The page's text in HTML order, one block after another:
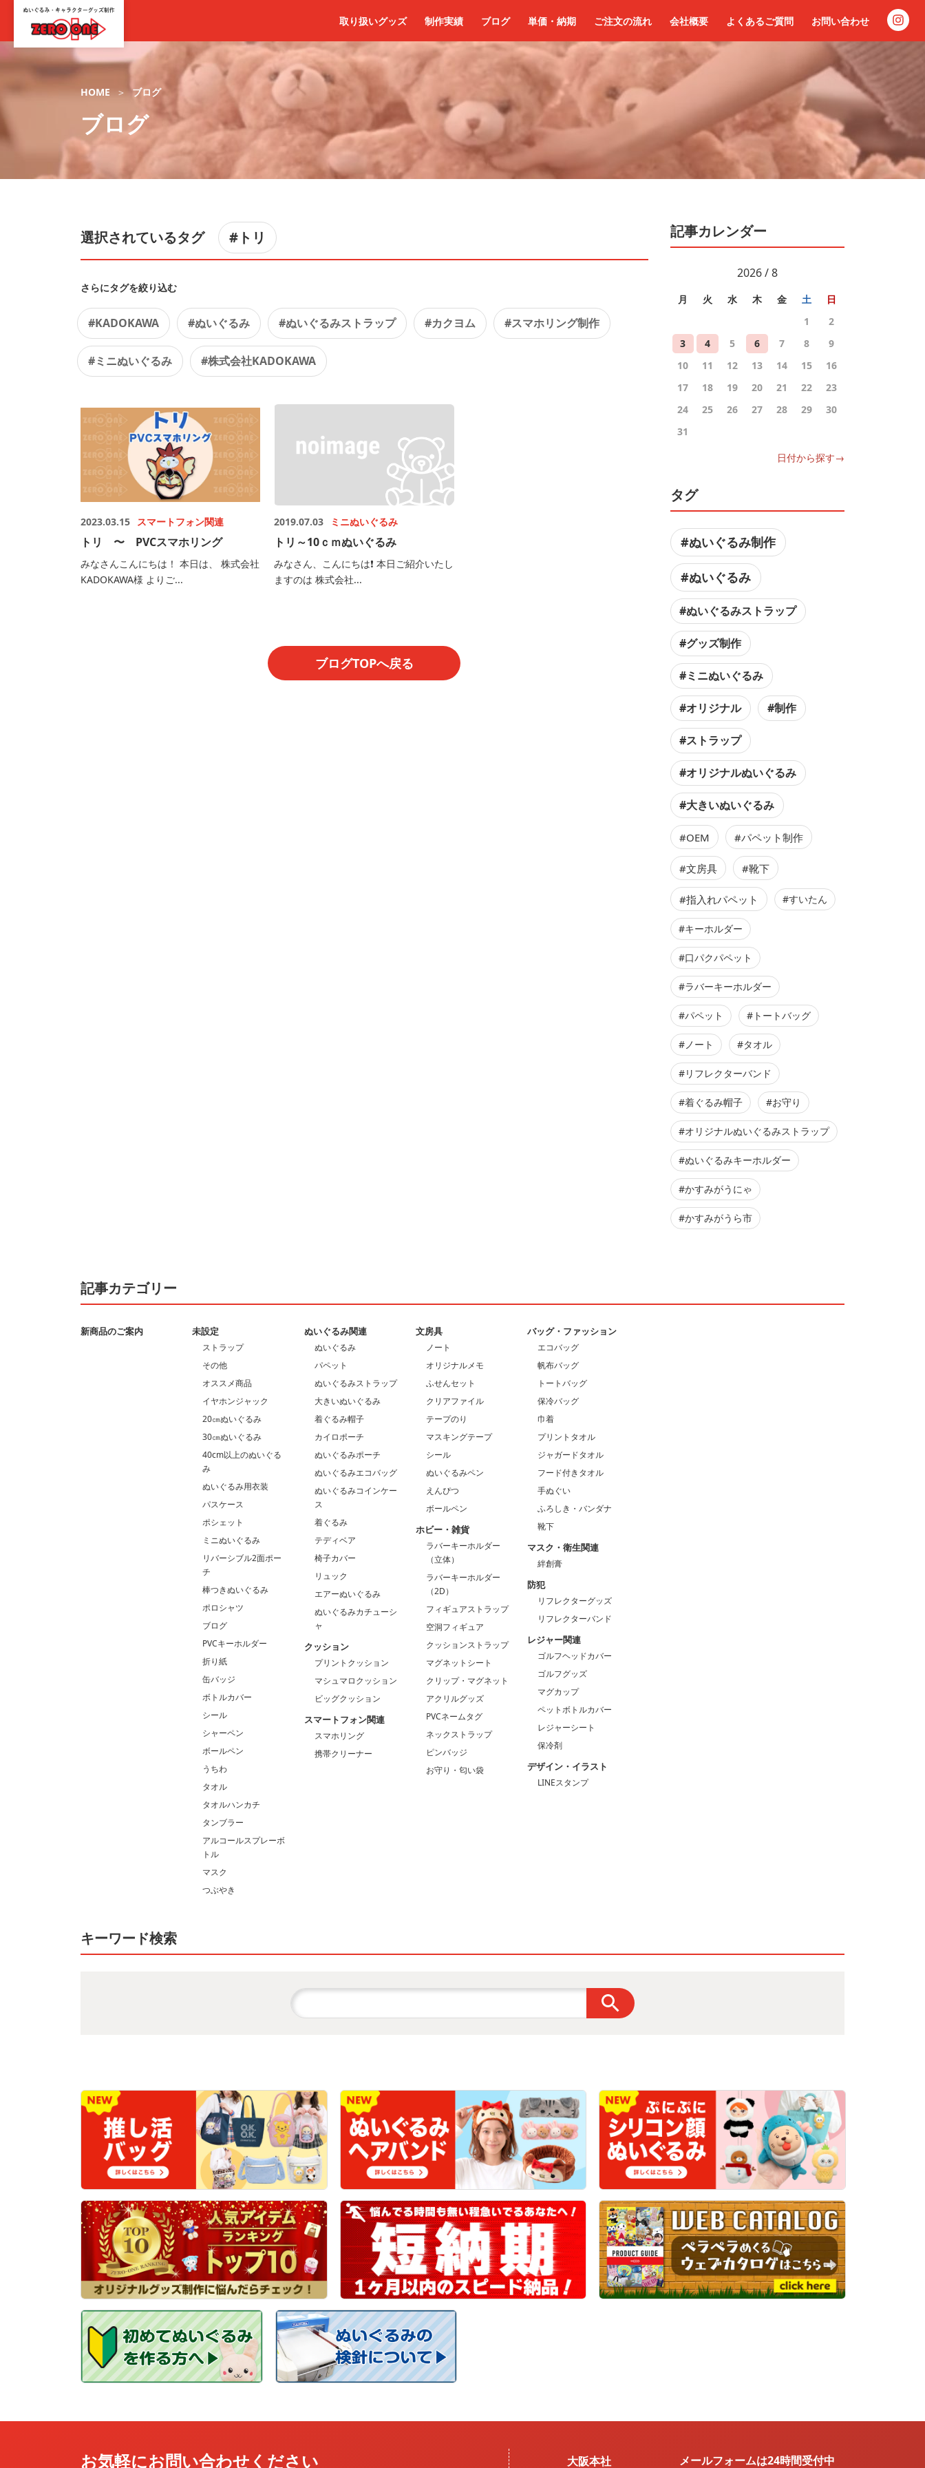
取り扱いグッズ 制作実績 ブログ 単価・納期 ご注文の流れ 会社概要 よくあるご質問 お問い合わせ
HOME ブログ
ブログ
選択されているタグ #トリ
さらにタグを絞り込む
#KADOKAWA #ぬいぐるみ #ぬいぐるみストラップ #カクヨム #スマホリング制作
#ミニぬいぐるみ #株式会社KADOKAWA
2023.03.15 スマートフォン関連
トリ 〜 PVCスマホリング
みなさんこんにちは！ 本日は、 株式会社
KADOKAWA様 よりご...
2019.07.03 ミニぬいぐるみ
トリ～10ｃｍぬいぐるみ
みなさん、こんにちは❗️ 本日ご紹介いたし
ますのは 株式会社...
ブログTOPへ戻る
記事カレンダー
2026 / 8
月 火 水 木 金 土
日
1
2
3
4 5 6 7 8
9
10
11 12 13 14 15
16
17
18 19 20 21 22
23
24
25 26 27 28 29
30
31
日付から探す→
タグ
#ぬいぐるみ制作
#ぬいぐるみ
#ぬいぐるみストラップ
#グッズ制作
#ミニぬいぐるみ
#オリジナル #制作
#ストラップ
#オリジナルぬいぐるみ
#大きいぬいぐるみ
#OEM #パペット制作
#文房具 #靴下
#指入れパペット #すいたん
#キーホルダー
#口パクパペット
#ラバーキーホルダー
#パペット #トートバッグ
#ノート #タオル
#リフレクターバンド
#着ぐるみ帽子 #お守り
#オリジナルぬいぐるみストラップ
#ぬいぐるみキーホルダー
#かすみがうにゃ
#かすみがうら市
記事カテゴリー
新商品のご案内 未設定
ストラップ
その他
オススメ商品
イヤホンジャック
20㎝ぬいぐるみ
30㎝ぬいぐるみ
40cm以上のぬいぐる
み
ぬいぐるみ用衣装
パスケース
ポシェット
ミニぬいぐるみ
リバーシブル2面ポー
チ
棒つきぬいぐるみ
ポロシャツ
ブログ
PVCキーホルダー
折り紙
缶バッジ
ボトルカバー
シール
シャーペン
ボールペン
うちわ
タオル
タオルハンカチ
タンブラー
アルコールスプレーボ
トル
マスク
つぶやき
ぬいぐるみ関連
ぬいぐるみ
パペット
ぬいぐるみストラップ
大きいぬいぐるみ
着ぐるみ帽子
カイロポーチ
ぬいぐるみポーチ
ぬいぐるみエコバッグ
ぬいぐるみコインケー
ス
着ぐるみ
テディベア
椅子カバー
リュック
エアーぬいぐるみ
ぬいぐるみカチューシ
ャ
クッション
プリントクッション
マシュマロクッション
ビッグクッション
スマートフォン関連
スマホリング
携帯クリーナー
文房具
ノート
オリジナルメモ
ふせんセット
クリアファイル
テープのり
マスキングテープ
シール
ぬいぐるみペン
えんぴつ
ボールペン
ホビー・雑貨
ラバーキーホルダー
（立体）
ラバーキーホルダー
（2D）
フィギュアストラップ
空洞フィギュア
クッションストラップ
マグネットシート
クリップ・マグネット
アクリルグッズ
PVCネームタグ
ネックストラップ
ピンバッジ
お守り・匂い袋
バッグ・ファッション
エコバッグ
帆布バッグ
トートバッグ
保冷バッグ
巾着
プリントタオル
ジャガードタオル
フード付きタオル
手ぬぐい
ふろしき・バンダナ
靴下
マスク・衛生関連
絆創膏
防犯
リフレクターグッズ
リフレクターバンド
レジャー関連
ゴルフヘッドカバー
ゴルフグッズ
マグカップ
ペットボトルカバー
レジャーシート
保冷剤
デザイン・イラスト
LINEスタンプ
キーワード検索
お気軽にお問い合わせください 大阪本社 メールフォームは24時間受付中